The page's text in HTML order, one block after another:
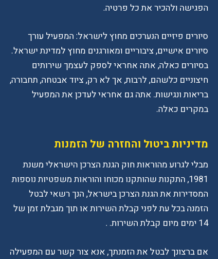
הפגישה ולהכיר את כל פרטיה.
סיורים פיזיים הנערכים מחוץ לישראל: המפעיל עורך
סיורים אישיים, ציבוריים ומאורגנים מחוץ למדינת ישראל.
בסיורים כאלה, אתה אחראי לספק לעצמך שירותים
חיצוניים כלשהם, לרבות, אך לא רק, ציוד אבטחה, תחבורה,
בריאות ונגישות. אתה גם אחראי לעדכן את המפעיל
במקרים כאלה.
מדיניות ביטול והחזרה של הזמנות
מבלי לגרוע מהוראות חוק הגנת הצרכן הישראלי משנת
1981, התקנות שהותקנו מכוחו והוראות משפטיות נוספות
המסדירות את הגנת הצרכן בישראל, הנך רשאי לבטל
הזמנה בכל עת לפני קבלת השירות או תוך מגבלת זמן של
14 ימים מיום קבלת השירות. .
אם ברצונך לבטל את הזמנתך, אנא צור קשר עם המפעילה